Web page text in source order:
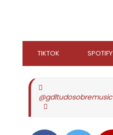
TIKTOK SPOTIFY
@gdltudosobremusic